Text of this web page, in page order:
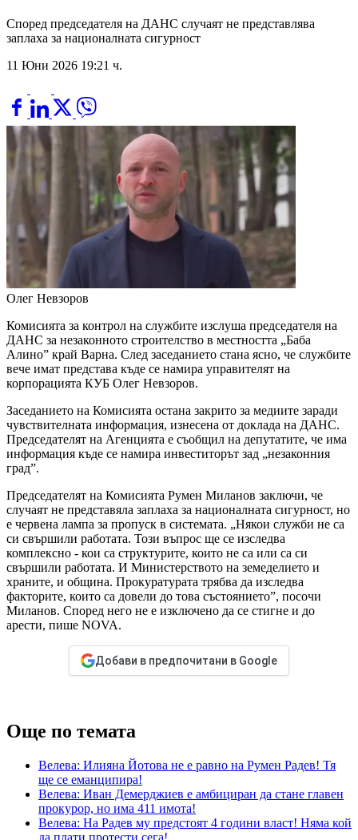
Според председателя на ДАНС случаят не представлява
заплаха за националната сигурност
11 Юни 2026 19:21 ч.
Олег Невзоров
Комисията за контрол на службите изслуша председателя на
ДАНС за незаконното строителство в местността „Баба
Алино” край Варна. След заседанието стана ясно, че службите
вече имат представа къде се намира управителят на
корпорацията КУБ Олег Невзоров.
Заседанието на Комисията остана закрито за медиите заради
чувствителната информация, изнесена от доклада на ДАНС.
Председателят на Агенцията е съобщил на депутатите, че има
информация къде се намира инвеститорът зад „незаконния
град”.
Председателят на Комисията Румен Миланов заключи, че
случаят не представяла заплаха за националната сигурност, но
е червена лампа за пропуск в системата. „Някои служби не са
си свършили работата. Този въпрос ще се изследва
комплексно - кои са структурите, които не са или са си
свършили работата. И Министерството на земеделието и
храните, и община. Прокуратурата трябва да изследва
факторите, които са довели до това състоянието”, посочи
Миланов. Според него не е изключено да се стигне и до
арести, пише NOVA.
Добави в предпочитани в Google
Още по темата
Велева: Илияна Йотова не е равно на Румен Радев! Тя
ще се еманципира!
Велева: Иван Демерджиев е амбициран да стане главен
прокурор, но има 411 имота!
Велева: На Радев му предстоят 4 години власт! Няма кой